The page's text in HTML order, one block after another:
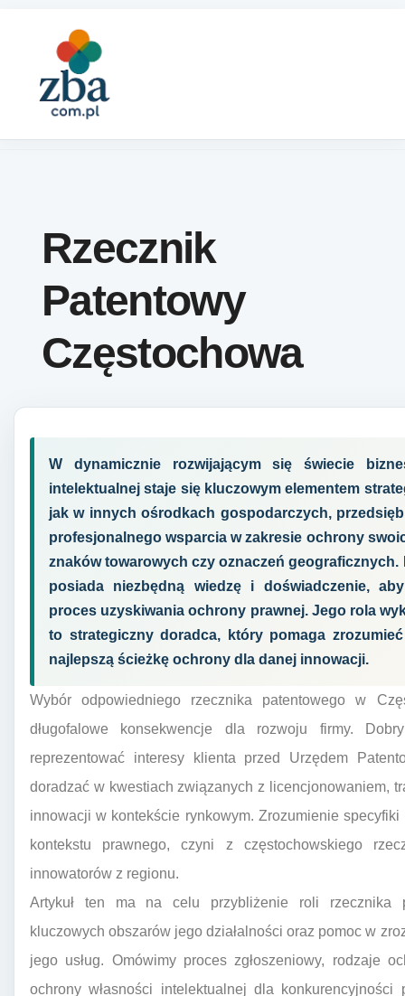
Rzecznik
Patentowy
Częstochowa
W dynamicznie rozwijającym się świecie
intelektualnej staje się kluczowym elementem
jak w innych ośrodkach gospodarczych,
profesjonalnego wsparcia w zakresie ochrony
znaków towarowych czy oznaczeń
posiada niezbędną wiedzę i doświadczenie,
proces uzyskiwania ochrony prawnej. Jego rola
to strategiczny doradca, który pomaga
najlepszą ścieżkę ochrony dla danej innowacji.
Wybór odpowiedniego rzecznika patentowego w
długofalowe konsekwencje dla rozwoju firmy.
reprezentować interesy klienta przed Urzędem
doradzać w kwestiach związanych z licencjonowaniem,
innowacji w kontekście rynkowym. Zrozumienie
kontekstu prawnego, czyni z częstochowskiego
innowatorów z regionu.
Artykuł ten ma na celu przybliżenie roli rzecznika
kluczowych obszarów jego działalności oraz pomoc w
jego usług. Omówimy proces zgłoszeniowy, rodzaje
ochrony własności intelektualnej dla